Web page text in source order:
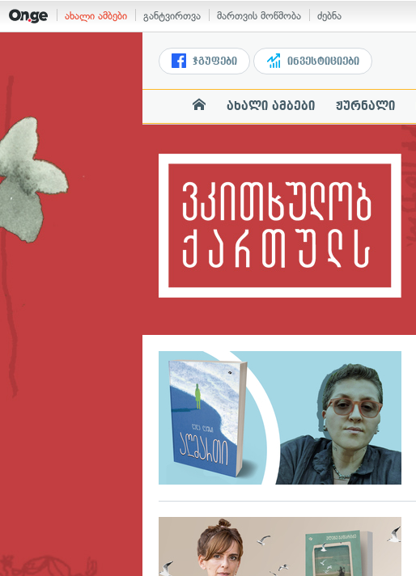
ახალი ამბები განტვირთვა მართვის მოწმობა ძებნა
ჯგუფები ინვესტიციები
ახალი ამბები ჟურნალი